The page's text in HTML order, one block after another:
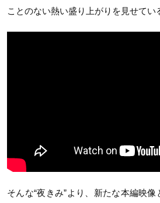
ことのない熱い盛り上がりを見せてい
そんな“夜きみ”より、新たな本編映